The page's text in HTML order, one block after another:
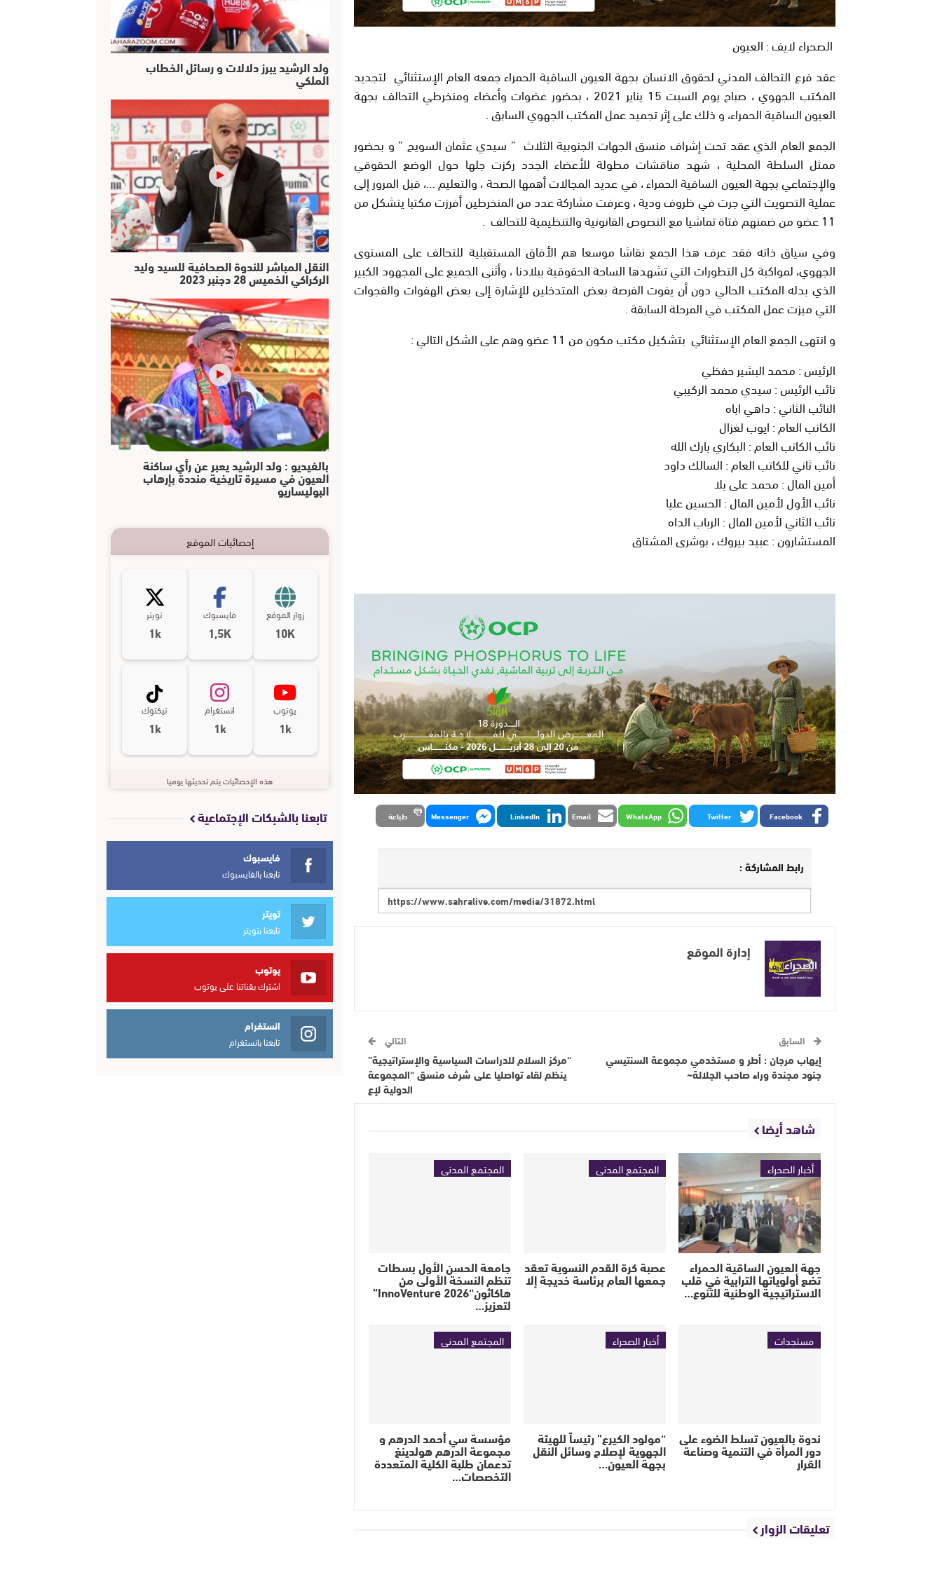
الصحراء لايف : العيون
عقد فرع التحالف المدني لحقوق الانسان بجهة العيون الساقية الحمراء جمعه العام الإستثنائي لتجديد
المكتب الجهوي ، صباح يوم السبت 15 يناير 2021 ، بحضور عضوات وأعضاء ومنخرطي التحالف بجهة
العيون الساقية الحمراء، و ذلك على إثر تجميد عمل المكتب الجهوي السابق .
الجمع العام الذي عقد تحت إشراف منسق الجهات الجنوبية الثلاث ” سيدي عثمان السويح ” و بحضور
ممثل السلطة المحلية ، شهد مناقشات مطولة للأعضاء الجدد ركزت جلها حول الوضع الحقوقي
والإجتماعي بجهة العيون الساقية الحمراء ، في عديد المجالات أهمها الصحة ، والتعليم …، قبل المرور إلى
عملية التصويت التي جرت في ظروف ودية ، وعرفت مشاركة عدد من المنخرطين أفرزت مكتبا يتشكل من
11 عضو من ضمنهم فتاة تماشيا مع النصوص القانونية والتنظيمية للتحالف .
وفي سياق ذاته فقد عرف هذا الجمع نقاشا موسعا هم الأفاق المستقبلية للتحالف على المستوى
الجهوي، لمواكبة كل التطورات التي تشهدها الساحة الحقوقية ببلادنا ، وأثنى الجميع على المجهود الكبير
الذي بدله المكتب الحالي دون أن يفوت الفرصة بعض المتدخلين للإشارة إلى بعض الهفوات والفجوات
التي ميزت عمل المكتب في المرحلة السابقة .
و انتهى الجمع العام الإستثنائي بتشكيل مكتب مكون من 11 عضو وهم على الشكل التالي :
الرئيس : محمد البشير حفظي
نائب الرئيس : سيدي محمد الركيبي
النائب الثاني : داهي اباه
الكاتب العام : ايوب لغزال
نائب الكاتب العام : البكاري بارك الله
نائب ثاني للكاتب العام : السالك داود
أمين المال : محمد على بلا
نائب الأول لأمين المال : الحسين عليا
نائب الثاني لأمين المال : الرباب الداه
المستشارون : عبيد بيروك ، بوشرى المشتاق
Facebook
Twitter
WhatsApp
Email
LinkedIn
Messenger طباعة
رابط المشاركة :
إدارة الموقع
السابق
إيهاب مرجان : أطر و مستخدمي مجموعة السنتيسي
جنود مجندة وراء صاحب الجلالة~
التالي
“مركز السلام للدراسات السياسية والإستراتيجية”
ينظم لقاء تواصليا على شرف منسق “المجموعة
الدولية لإع
شاهد أيضا
أخبار الصحراء
جهة العيون الساقية الحمراء
تضع أولوياتها الترابية في قلب
الاستراتيجية الوطنية للتنوع…
المجتمع المدني
عصبة كرة القدم النسوية تعقد
جمعها العام برئاسة خديجة إلا
المجتمع المدني
جامعة الحسن الأول بسطات
تنظم النسخة الأولى من
هاكاثون“InnoVenture 2026”
لتعزيز…
مستجدات
ندوة بالعيون تسلط الضوء على
دور المرأة في التنمية وصناعة
القرار
أخبار الصحراء
“مولود الكيرع” رئيساً للهيئة
الجهوية لإصلاح وسائل النقل
بجهة العيون…
المجتمع المدني
مؤسسة سي أحمد الدرهم و
مجموعة الدرهم هولدينغ
تدعمان طلبة الكلية المتعددة
التخصصات…
تعليقات الزوار
ولد الرشيد يبرز دلالات و رسائل الخطاب
الملكي
النقل المباشر للندوة الصحافية للسيد وليد
الركراكي الخميس 28 دجنبر 2023
بالفيديو : ولد الرشيد يعبر عن رأي ساكنة
العيون في مسيرة تاريخية منددة بإرهاب
البوليساريو
إحصائيات الموقع
زوار الموقع
10K
فايسبوك
1,5K
تويتر
1k
يوتوب
1k
انستغرام
1k
تيكتوك
1k
هذه الإحصائيات يتم تحديثها يوميا
تابعنا بالشبكات الإجتماعية
فايسبوك
تابعنا بالفايسبوك
تويتر
تابعنا بتويتر
يوتوب
اشترك بقناتنا على يوتوب
انستغرام
تابعنا بانستغرام